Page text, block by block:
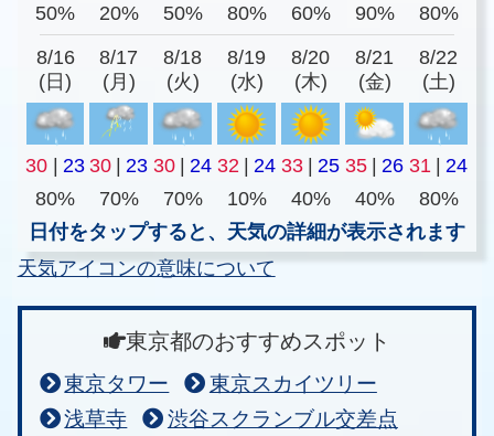
50%
20% 50% 80% 60% 90% 80%
8/16
(日)
8/17
(月)
8/18
(火)
8/19
(水)
8/20
(木)
8/21
(金)
8/22
(土)
30 | 23 30 | 23 30 | 24 32 | 24 33 | 25 35 | 26 31 | 24
80%
70% 70% 10% 40% 40%
80%
日付をタップすると、天気の詳細が表示されます
天気アイコンの意味について
東京都のおすすめスポット
東京タワー
東京スカイツリー
浅草寺
渋谷スクランブル交差点